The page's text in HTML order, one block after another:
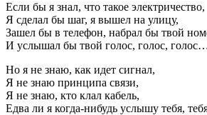
Если бы я знал, что такое электричество,
Я сделал бы шаг, я вышел на улицу,
Зашел бы в телефон, набрал бы твой
И услышал бы твой голос, голос,
Но я не знаю, как идет сигнал,
Я не знаю принципа связи,
Я не знаю, кто клал кабель,
Едва ли я когда-нибудь услышу тебя,